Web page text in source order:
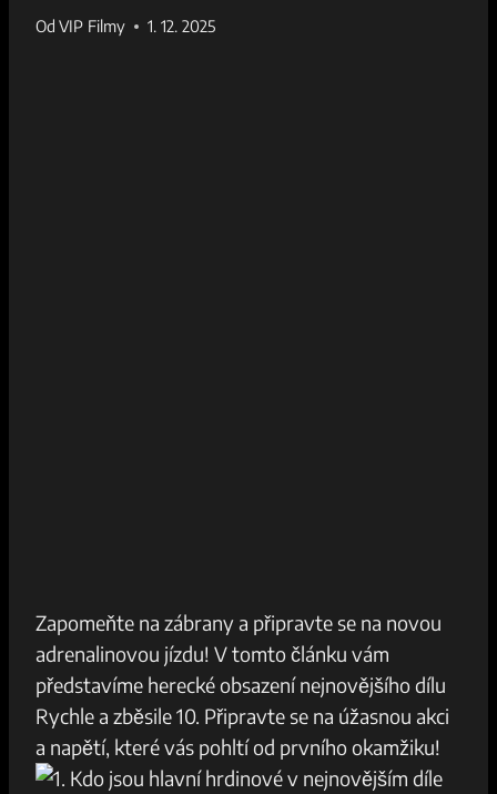
Od VIP Filmy 1. 12. 2025
Zapomeňte na zábrany​ a připravte​ se na‌ novou
adrenalinovou jízdu! ‍V tomto⁣ článku vám
představíme herecké obsazení nejnovějšího dílu
Rychle a zběsile 10. ⁣Připravte se na úžasnou akci⁣
a napětí, které vás pohltí od prvního okamžiku!